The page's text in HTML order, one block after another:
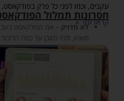
חסרונות תמלול
לא מדויק – אם הפודקאסט
משהו, תלוי כמובן עד כמה
נזק אם משאירים תמלול לא
התמלול מבלי לתקן זה יכול
– תמלול טוב
עקבים, וכמו לפני כל פרק בפודקאסט,
קראו עוד »